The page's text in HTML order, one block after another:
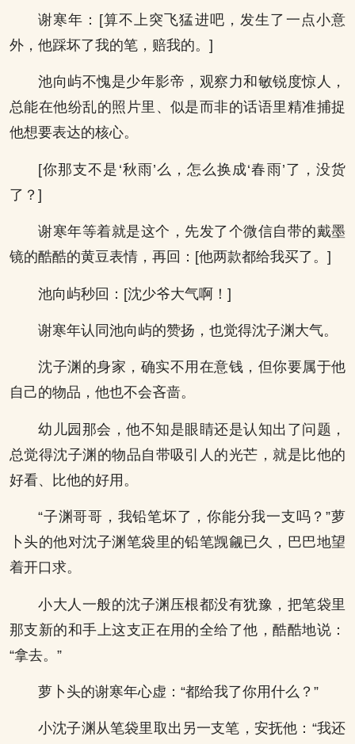
谢寒年：[算不上突飞猛进吧，发生了一点小意
外，他踩坏了我的笔，赔我的。]
池向屿不愧是少年影帝，观察力和敏锐度惊人，
总能在他纷乱的照片里、似是而非的话语里精准捕捉
他想要表达的核心。
[你那支不是‘秋雨’么，怎么换成‘春雨’了，没货
了？]
谢寒年等着就是这个，先发了个微信自带的戴墨
镜的酷酷的黄豆表情，再回：[他两款都给我买了。]
池向屿秒回：[沈少爷大气啊！]
谢寒年认同池向屿的赞扬，也觉得沈子渊大气。
沈子渊的身家，确实不用在意钱，但你要属于他
自己的物品，他也不会吝啬。
幼儿园那会，他不知是眼睛还是认知出了问题，
总觉得沈子渊的物品自带吸引人的光芒，就是比他的
好看、比他的好用。
“子渊哥哥，我铅笔坏了，你能分我一支吗？”萝
卜头的他对沈子渊笔袋里的铅笔觊觎已久，巴巴地望
着开口求。
小大人一般的沈子渊压根都没有犹豫，把笔袋里
那支新的和手上这支正在用的全给了他，酷酷地说：
“拿去。”
萝卜头的谢寒年心虚：“都给我了你用什么？”
小沈子渊从笔袋里取出另一支笔，安抚他：“我还